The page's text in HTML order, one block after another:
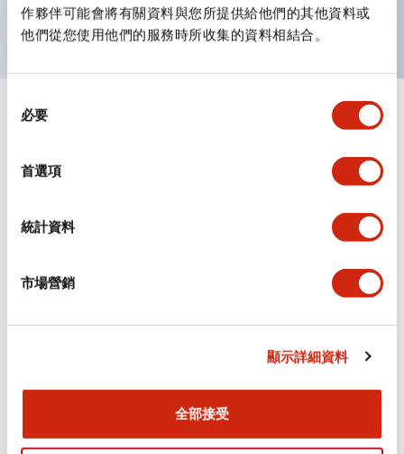
作夥伴可能會將有關資料與您所提供給他們的其他資料或
他們從您使用他們的服務時所收集的資料相結合。
必要
首選項
統計資料
市場營銷
顯示詳細資料
全部接受
符合UL、CSA、TÜV、CCC認證。
規格 顯示全部+
審美規範